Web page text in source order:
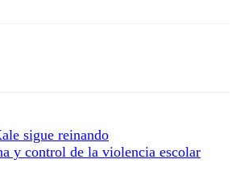
sigue reinando
y control de la violencia escolar